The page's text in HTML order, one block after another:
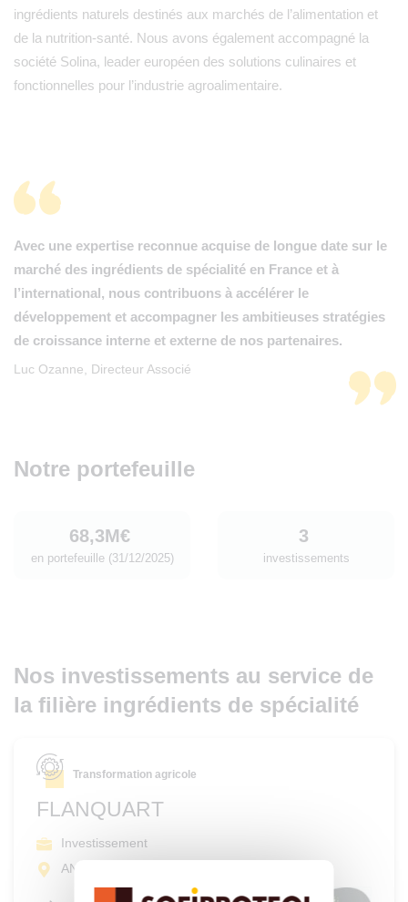
ingrédients naturels destinés aux marchés de l’alimentation et
de la nutrition-santé. Nous avons également accompagné la
société Solina, leader européen des solutions culinaires et
fonctionnelles pour l’industrie agroalimentaire.
Avec une expertise reconnue acquise de longue date sur le
marché des ingrédients de spécialité en France et à
l’international, nous contribuons à accélérer le
développement et accompagner les ambitieuses stratégies
de croissance interne et externe de nos partenaires.
Luc Ozanne, Directeur Associé
Notre portefeuille
68,3M€
en portefeuille (31/12/2025)
3
investissements
Nos investissements au service de
la filière ingrédients de spécialité
FLANQUART
Transformation agricole
Investissement
ANNEZIN (62)